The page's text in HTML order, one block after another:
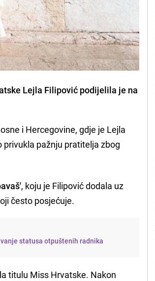
Lejla Filipović podijelila je na
i Hercegovine, gdje je Lejla
pažnju pratitelja zbog
, koju je Filipović dodala uz
često posjećuje.
statusa otpuštenih radnika
titulu Miss Hrvatske. Nakon